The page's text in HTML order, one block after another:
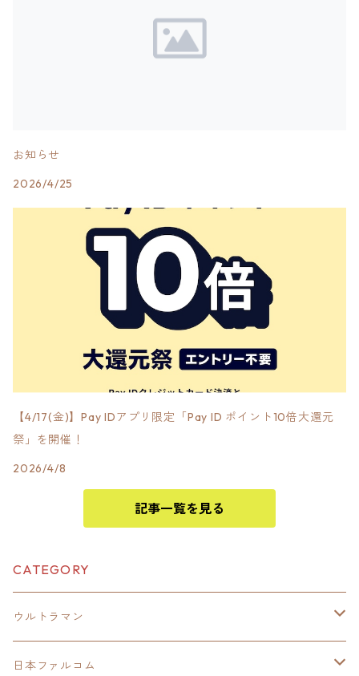
お知らせ
2026/4/25
【4/17(金)】Pay IDアプリ限定「Pay ID ポイント10倍大還元
祭」を開催！
2026/4/8
記事一覧を見る
CATEGORY
ウルトラマン
モバイルバッテリー
日本ファルコム